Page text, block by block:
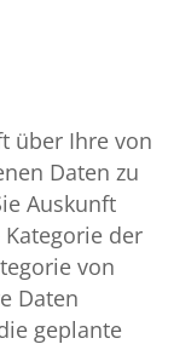
über Ihre von
Daten zu
Auskunft
der
von
Daten
geplante